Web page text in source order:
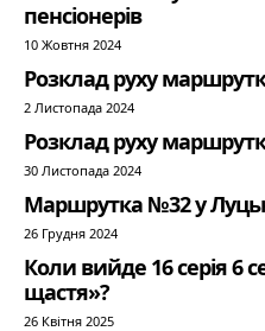
пенсіонерів
10 Жовтня 2024
Розклад руху
2 Листопада 2024
Розклад руху
30 Листопада 2024
Маршрутка №32 у
26 Грудня 2024
Коли вийде 16 серія 6
щастя»?
26 Квітня 2025